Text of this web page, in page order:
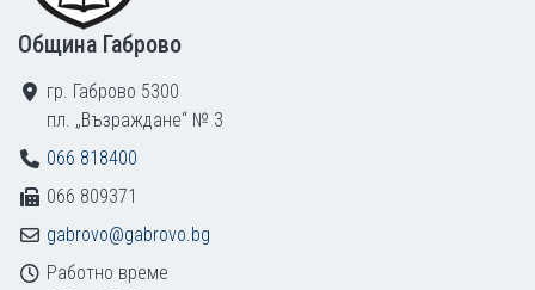
Община Габрово
гр. Габрово 5300
пл. „Възраждане“ № 3
066 818400
066 809371
gabrovo@gabrovo.bg
Работно време